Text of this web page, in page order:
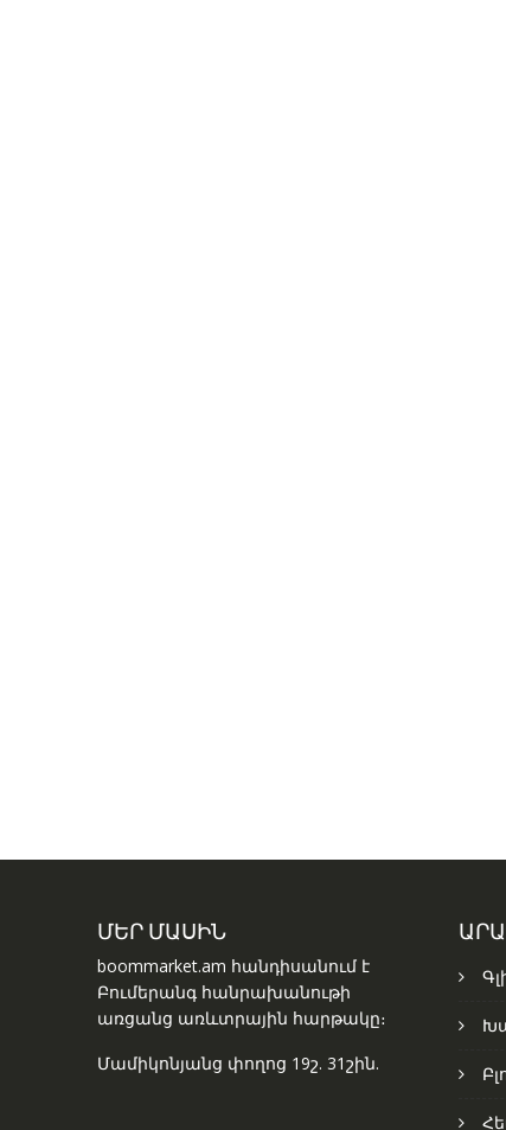
ՄԵՐ ՄԱՍԻՆ
boommarket.am հանդիսանում է
Բումերանգ հանրախանութի
առցանց առևտրային հարթակը։
Մամիկոնյանց փողոց 19շ. 31շին.